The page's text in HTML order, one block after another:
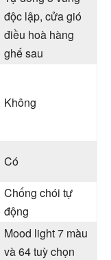
độc lập, cửa gió
điều hoà hàng
ghế sau
Không
Có
Chống chói tự
động
Mood light 7 màu
và 64 tuỳ chọn